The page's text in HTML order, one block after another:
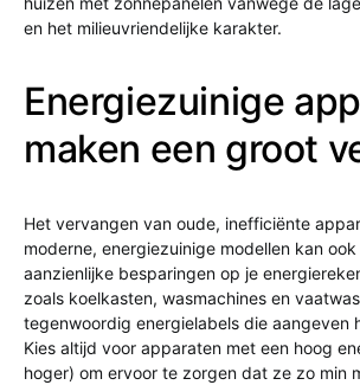
en het milieuvriendelijke karakter.
Energiezuinige
maken een groot
Het vervangen van oude, inefficiënte
moderne, energiezuinige modellen kan
aanzienlijke besparingen op je
zoals koelkasten, wasmachines en
tegenwoordig energielabels die aangeven
Kies altijd voor apparaten met een hoog
hoger) om ervoor te zorgen dat ze zo min